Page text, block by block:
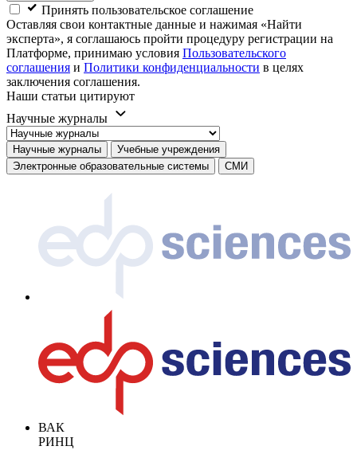
Принять пользовательское соглашение
Оставляя свои контактные данные и нажимая «Найти
эксперта», я соглашаюсь пройти процедуру регистрации на
Платформе, принимаю условия Пользовательского
соглашения и Политики конфиденциальности в целях
заключения соглашения.
Наши статьи цитируют
Научные журналы
Научные журналы
Учебные учреждения
Электронные образовательные системы
СМИ
ВАК
РИНЦ